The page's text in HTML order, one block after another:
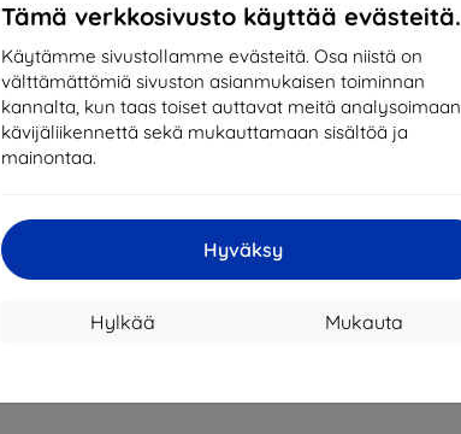
Tämä verkkosivusto käyttää evästeitä.
Käytämme sivustollamme evästeitä. Osa niistä on
välttämättömiä sivuston asianmukaisen toiminnan
kannalta, kun taas toiset auttavat meitä analysoimaan
kävijäliikennettä sekä mukauttamaan sisältöä ja
mainontaa.
Hyväksy
Mukauta
Hylkää